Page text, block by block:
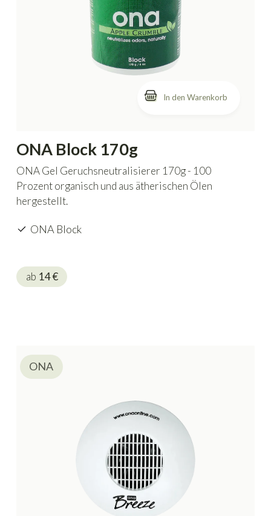
In den Warenkorb
ONA Block 170g
ONA Gel Geruchsneutralisierer 170g - 100
Prozent organisch und aus ätherischen Ölen
hergestellt.
ONA Block
ab 14€
ONA